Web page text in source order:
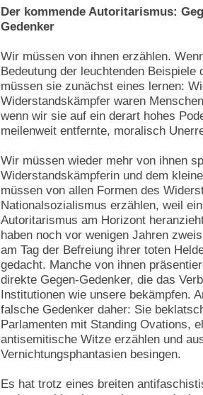
Der kommende Autoritarismus:
Gedenker
Wir müssen von ihnen erzählen.
Bedeutung der leuchtenden
müssen sie zunächst eines lernen:
Widerstandskämpfer waren
wenn wir sie auf ein derart hohes
meilenweit entfernte, moralisch
Wir müssen wieder mehr von ihnen
Widerstandskämpferin und dem
müssen von allen Formen des
Nationalsozialismus erzählen, weil
Autoritarismus am Horizont
haben noch vor wenigen Jahren
am Tag der Befreiung ihrer toten
gedacht. Manche von ihnen
direkte Gegen-Gedenker, die das
Institutionen wie unsere bekämpfen.
falsche Gedenker daher: Sie
Parlamenten mit Standing Ovations,
antisemitische Witze erzählen und
Vernichtungsphantasien besingen.
Es hat trotz eines breiten